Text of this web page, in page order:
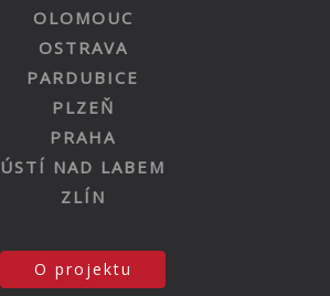
OLOMOUC
OSTRAVA
PARDUBICE
PLZEŇ
PRAHA
ÚSTÍ NAD LABEM
ZLÍN
O projektu